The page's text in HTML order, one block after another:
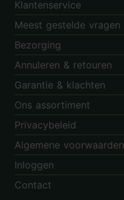
Klantenservice
Meest gestelde vragen
Bezorging
Annuleren & retouren
Garantie & klachten
Ons assortiment
Privacybeleid
Algemene voorwaarden
Inloggen
Contact